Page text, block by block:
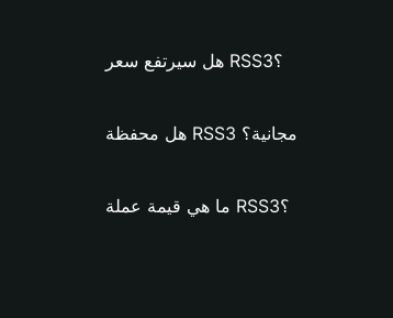
هل سيرتفع سعر RSS3؟
هل محفظة RSS3 مجانية؟
ما هي قيمة عملة RSS3؟